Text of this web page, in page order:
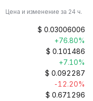
Цена и изменение за 24 ч.
$ 0.03006006
+76.80%
$ 0.101486
+7.10%
$ 0.092287
-12.20%
$ 0.671296